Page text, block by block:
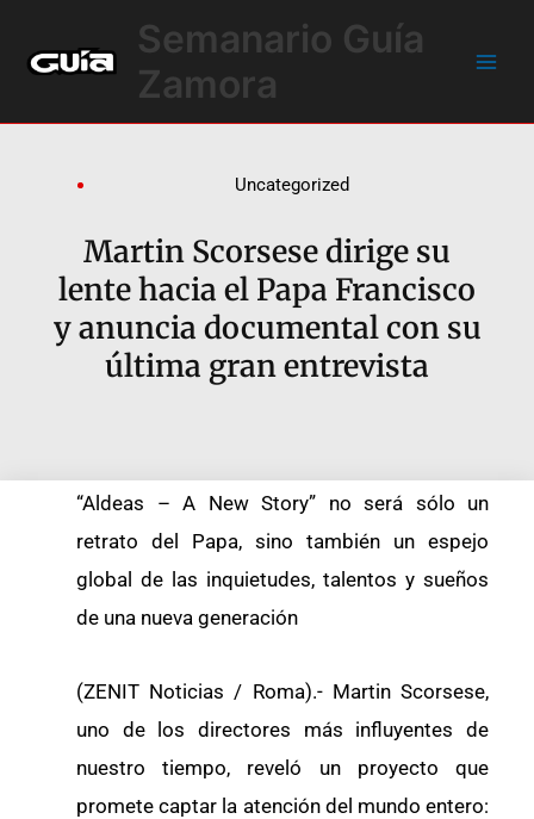
contenido
Semanario Guía
Zamora
Uncategorized
Martin Scorsese dirige su
lente hacia el Papa Francisco
y anuncia documental con su
última gran entrevista
“Aldeas – A New Story” no será sólo un
retrato del Papa, sino también un espejo
global de las inquietudes, talentos y sueños
de una nueva generación
(ZENIT Noticias / Roma).- Martin Scorsese,
uno de los directores más influyentes de
nuestro tiempo, reveló un proyecto que
promete captar la atención del mundo entero: